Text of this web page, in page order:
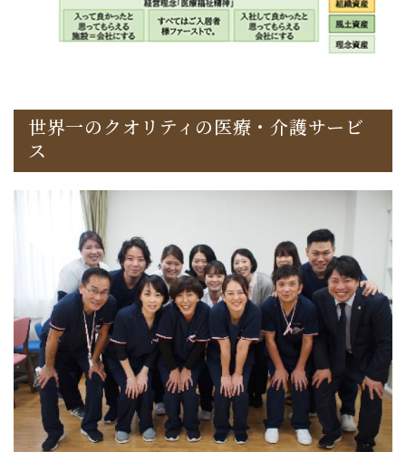
世界一のクオリティの医療・介護サービ
ス